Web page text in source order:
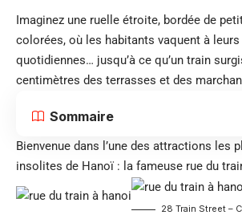
Imaginez une ruelle étroite, bordée de
colorées, où les habitants vaquent à
quotidiennes… jusqu’à ce qu’un train
centimètres des terrasses et des
Sommaire
Bienvenue dans l’une des attractions les
insolites de Hanoï : la fameuse rue du
28 Train Street –